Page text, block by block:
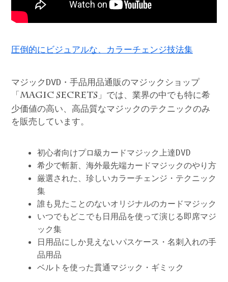
圧倒的にビジュアルな、カラーチェンジ技法集
マジックDVD・手品用品通販のマジックショップ
「 MAGIC SECRETS 」では、業界の中でも特に希
少価値の高い、高品質なマジックのテクニックのみ
を販売しています。
初心者向けプロ級カードマジック上達DVD
希少で斬新、海外最先端カードマジックのやり方
厳選された、珍しいカラーチェンジ・テクニック
集
誰も見たことのないオリジナルのカードマジック
いつでもどこでも日用品を使って演じる即席マジ
ック集
日用品にしか見えないパスケース・名刺入れの手
品用品
ベルトを使った貫通マジック・ギミック